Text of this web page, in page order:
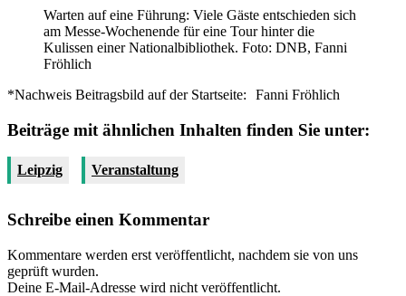
Warten auf eine Führung: Viele Gäste entschieden sich
am Messe-Wochenende für eine Tour hinter die
Kulissen einer Nationalbibliothek. Foto: DNB, Fanni
Fröhlich
*Nachweis Beitragsbild auf der Startseite:
Fanni Fröhlich
Beiträge mit ähnlichen Inhalten finden Sie unter:
Leipzig Veranstaltung
Schreibe einen Kommentar
Kommentare werden erst veröffentlicht, nachdem sie von uns
geprüft wurden.
Deine E-Mail-Adresse wird nicht veröffentlicht.